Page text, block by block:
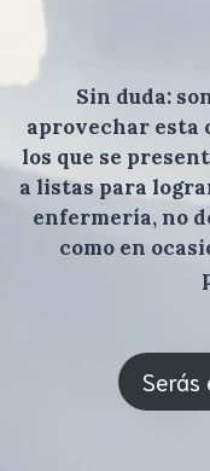
Sin duda:
aprovechar esta
los que se
a listas para
enfermería, no
como en
Serás